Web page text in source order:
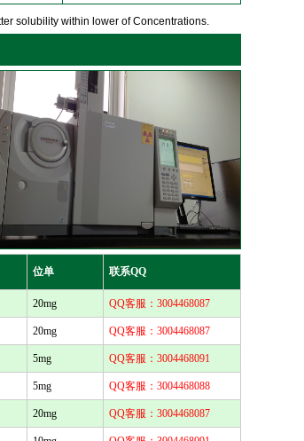
solubility within lower of Concentrations.
位单 联系QQ
20mg QQ客服：3004468087
20mg QQ客服：3004468087
5mg QQ客服：3004468091
5mg QQ客服：3004468088
20mg QQ客服：3004468087